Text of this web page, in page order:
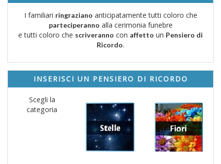
I familiari ringraziano anticipatamente tutti coloro che
parteciperanno alla cerimonia funebre
e tutti coloro che scriveranno con affetto un Pensiero di
Ricordo.
INSERISCI UN PENSIERO DI RICORDO
Scegli la
categoria